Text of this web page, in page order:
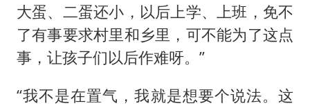
大蛋、二蛋还小，以后上学、上班，免不
了有事要求村里和乡里，可不能为了这点
事，让孩子们以后作难呀。”
“我不是在置气，我就是想要个说法。这